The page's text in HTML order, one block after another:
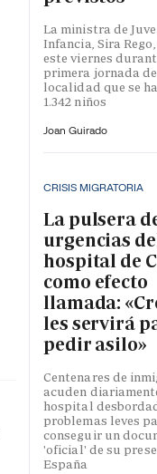
La ministra de
Infancia, Sira
este viernes
primera jornada
localidad que se
1.342 niños
Joan Guirado
CRISIS MIGRATORIA
La pulsera
urgencias
hospital de
como efecto
llamada:
les servirá
pedir asilo»
Centenares de
acuden
hospital
problemas leves
conseguir un
'oficial' de su
España